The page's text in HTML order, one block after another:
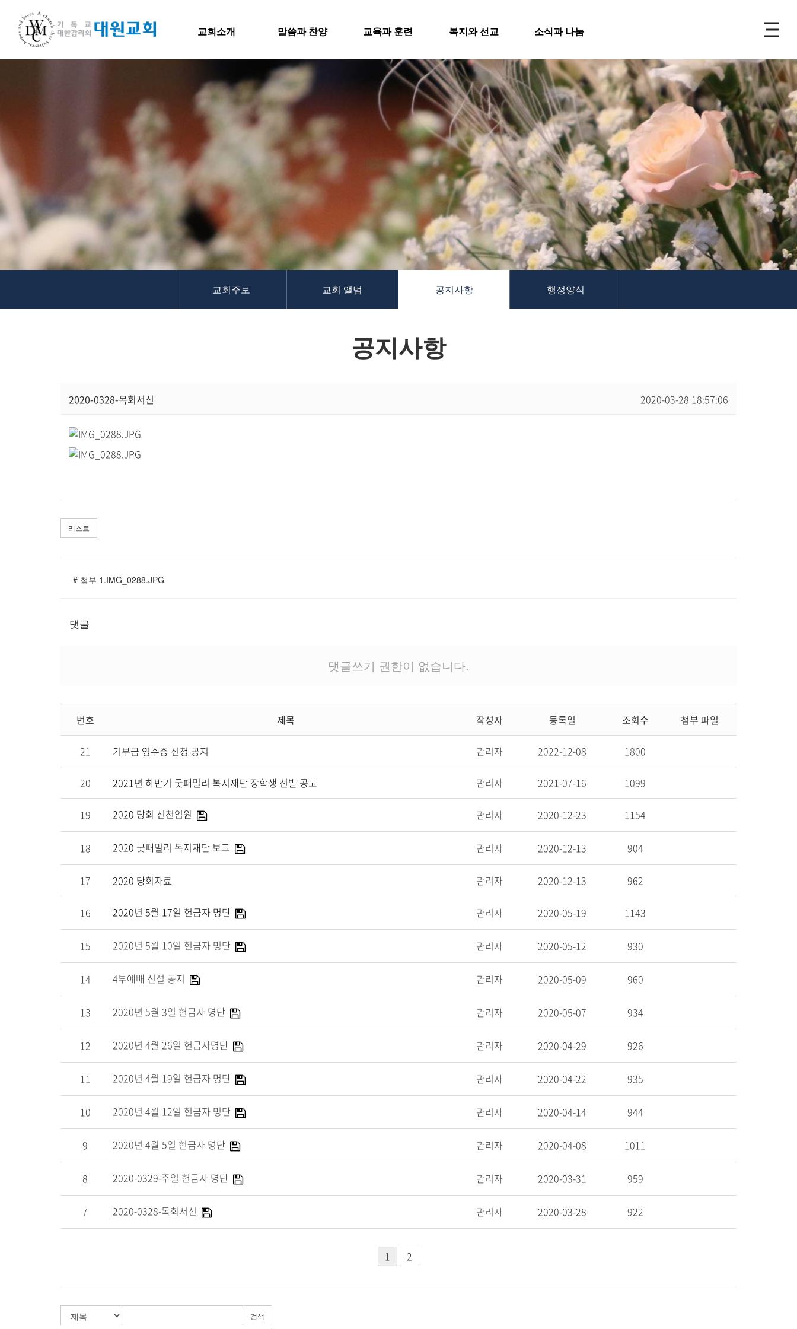
교회소개
담임목사 인사말
사역자
장로
예배 안내
차량 운행
오시는 길
말씀과 찬양
주일설교
Hiel Worship
교육과 훈련 복지와 선교
굿패밀리 복지재단
대원 전도대
스포츠선교회
국내선교
해외선교
법인후원금내역
소식과 나눔
교회주보
교회 앨범
행사 사진
입성식 사진
새가족 사진
교우 가정 심방
공지사항
행정양식
SITEMAP
교회소개
담임목사 인사말
연혁
1971~1996
2010~2019
2020~2023
섬기는 이들
교역자
장로
목현동
곤지암,광주
분당,도촌동
말씀과 찬양
주일설교
Hiel Worship
교육과 훈련
교회학교
청년부
대원 크리스천 아카데미
복지와 선교
굿패밀리 복지재단
대원 전도대
스포츠선교회
국내선교
해외선교
법인후원금내역
소식과 나눔
교회주보
교회 앨범
행사 사진
입성식 사진
새가족 사진
교우 가정 심방
공지사항
행정양식
교회주보 교회 앨범 공지사항 행정양식
공지사항
2020-0328-목회서신 2020-03-28 18:57:06
리스트
# 첨부 1.IMG_0288.JPG
댓글
댓글쓰기 권한이 없습니다.
번호 제목 작성자 등록일 조회수 첨부 파일
21 기부금 영수증 신청 공지 관리자 2022-12-08 1800
20 2021년 하반기 굿패밀리 복지재단 장학생 선발 공고 관리자 2021-07-16 1099
19 2020 당회 신천임원 관리자 2020-12-23 1154
18 2020 굿패밀리 복지재단 보고 관리자 2020-12-13 904
17 2020 당회자료 관리자 2020-12-13 962
16 2020년 5월 17일 헌금자 명단 관리자 2020-05-19 1143
15 2020년 5월 10일 헌금자 명단 관리자 2020-05-12 930
14 4부예배 신설 공지 관리자 2020-05-09 960
13 2020년 5월 3일 헌금자 명단 관리자 2020-05-07 934
12 2020년 4월 26일 헌금자명단 관리자 2020-04-29 926
11 2020년 4월 19일 헌금자 명단 관리자 2020-04-22 935
10 2020년 4월 12일 헌금자 명단 관리자 2020-04-14 944
9 2020년 4월 5일 헌금자 명단 관리자 2020-04-08 1011
8 2020-0329-주일 헌금자 명단 관리자 2020-03-31 959
7 2020-0328-목회서신 관리자 2020-03-28 922
1 2
검색